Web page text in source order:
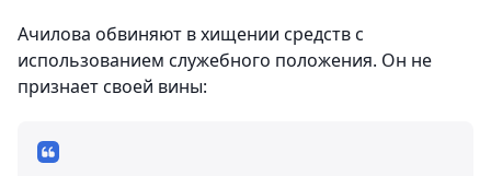
Ачилова обвиняют в хищении средств с
использованием служебного положения. Он не
признает своей вины: